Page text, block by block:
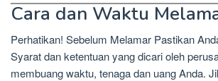
Cara dan Waktu
Perhatikan! Sebelum Melamar Pastikan
Syarat dan ketentuan yang dicari oleh
membuang waktu, tenaga dan uang Anda.